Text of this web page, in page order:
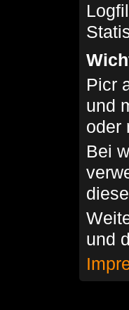
Picr
und
oder
Bei
und